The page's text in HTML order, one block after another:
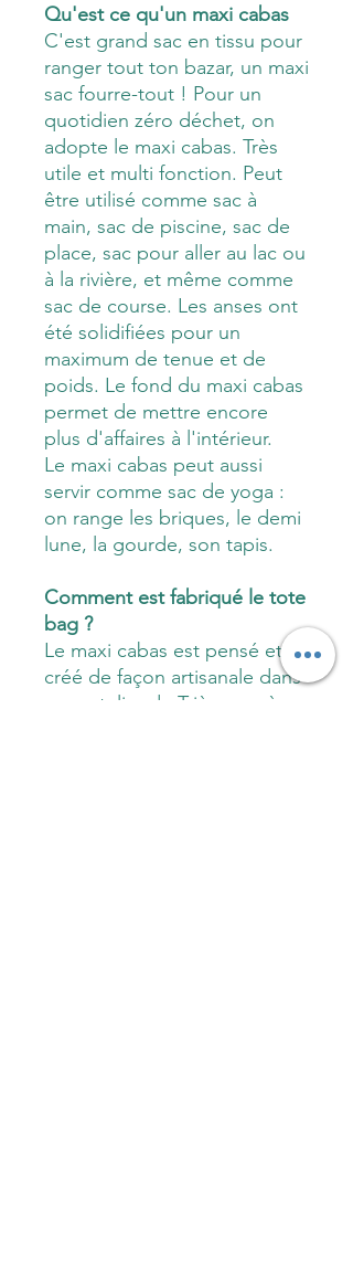
Qu'est ce qu'un maxi cabas
C'est grand sac en tissu pour
ranger tout ton bazar, un maxi
sac fourre-tout ! Pour un
quotidien zéro déchet, on
adopte le maxi cabas. Très
utile et multi fonction. Peut
être utilisé comme sac à
main, sac de piscine, sac de
place, sac pour aller au lac ou
à la rivière, et même comme
sac de course. Les anses ont
été solidifiées pour un
maximum de tenue et de
poids. Le fond du maxi cabas
permet de mettre encore
plus d'affaires à l'intérieur.
Le maxi cabas peut aussi
servir comme sac de yoga :
on range les briques, le demi
lune, la gourde, son tapis.
Comment est fabriqué le tote
bag ?
Le maxi cabas est pensé et
créé de façon artisanale dans
mon atelier du Trièves, près